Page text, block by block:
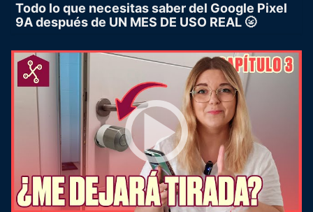
Todo lo que necesitas saber del Google Pixel
9A después de UN MES DE USO REAL 🌝